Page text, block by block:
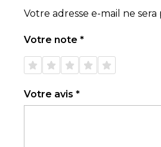
Votre adresse e-mail ne sera
Votre note *
1 étoile
sur 5
2 étoiles
sur 5
3 étoiles
sur 5
4 étoiles
sur 5
5 étoiles
sur 5
Votre avis *